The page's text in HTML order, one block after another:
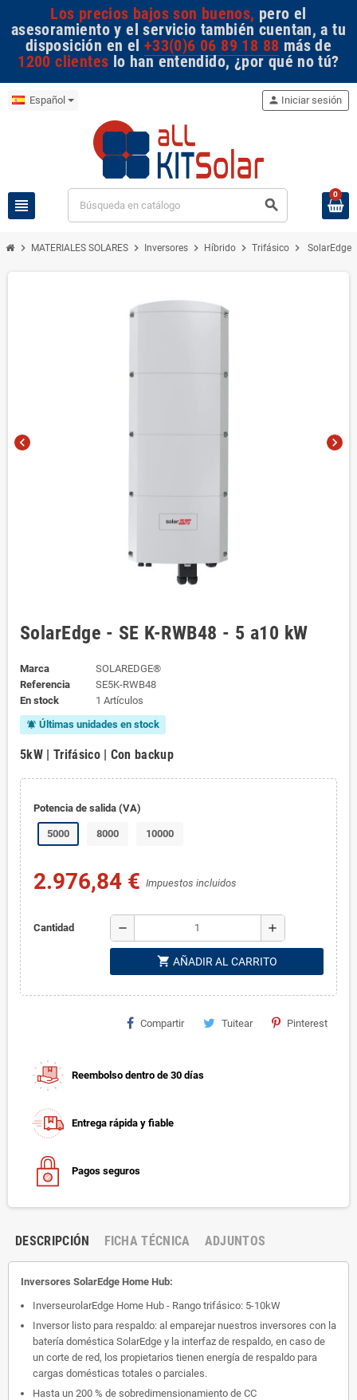
Los precios bajos son buenos, pero el
asesoramiento y el servicio también cuentan, a tu
disposición en el +33(0)6 06 89 18 88 más de
1200 clientes lo han entendido, ¿por qué no tú?
Español
view_headline search
person Iniciar sesión
0
chevron_right MATERIALES SOLARES chevron_right Inversores chevron_right Híbrido chevron_right Trifásico chevron_right SolarEdge
chevron_left chevron_right
SolarEdge - SE K-RWB48 - 5 a10 kW
Marca
SOLAREDGE®
Referencia
SE5K-RWB48
En stock
1 Artículos
notifications_active Últimas unidades en stock
5kW | Trifásico | Con backup
Potencia de salida (VA)
5000 8000 10000
2.976,84 € Impuestos incluidos
Cantidad remove add
shopping_cart AÑADIR AL CARRITO
Compartir Tuitear Pinterest
Reembolso dentro de 30 días
Entrega rápida y fiable
Pagos seguros
DESCRIPCIÓN FICHA TÉCNICA ADJUNTOS
Inversores SolarEdge Home Hub:
InverseurolarEdge Home Hub - Rango trifásico: 5-10kW
Inversor listo para respaldo: al emparejar nuestros inversores con la
batería doméstica SolarEdge y la interfaz de respaldo, en caso de
un corte de red, los propietarios tienen energía de respaldo para
cargas domésticas totales o parciales.
Hasta un 200 % de sobredimensionamiento de CC